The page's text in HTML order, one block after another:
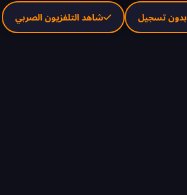
بدون تسجيل شاهد التلفزيون الصربي